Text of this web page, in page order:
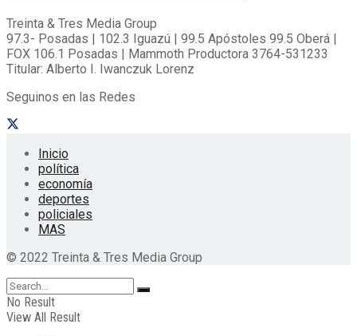
Treinta & Tres Media Group
97.3- Posadas | 102.3 Iguazú | 99.5 Apóstoles 99.5 Oberá |
FOX 106.1 Posadas | Mammoth Productora 3764-531233
Titular: Alberto I. Iwanczuk Lorenz
Seguinos en las Redes
Inicio
política
economía
deportes
policiales
MAS
© 2022 Treinta & Tres Media Group
No Result
View All Result